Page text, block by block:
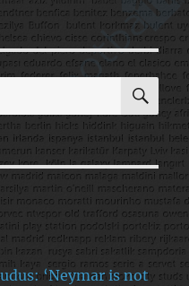
‘Neymar is not